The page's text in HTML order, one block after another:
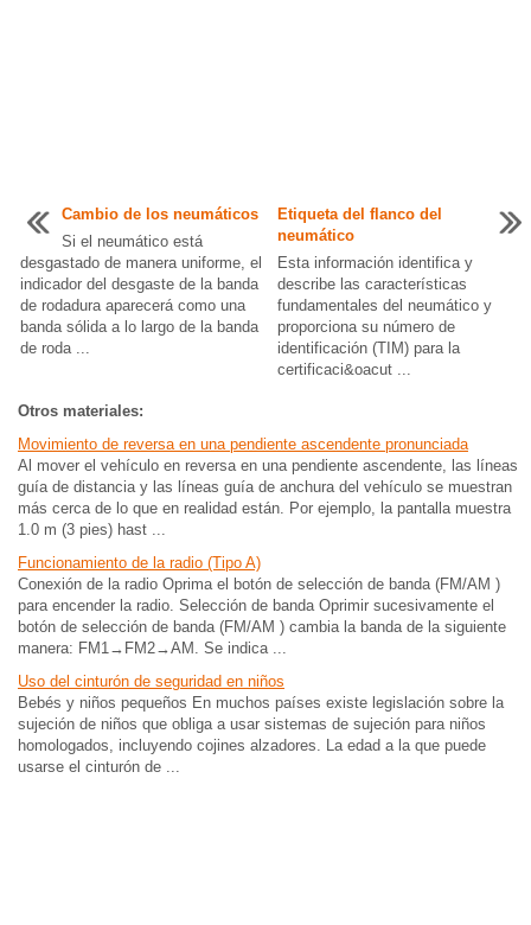
Cambio de los neumáticos
Si el neumático está
desgastado de manera uniforme, el
indicador del desgaste de la banda
de rodadura aparecerá como una
banda sólida a lo largo de la banda
de roda ...
Etiqueta del flanco del
neumático
Esta información identifica y
describe las características
fundamentales del neumático y
proporciona su número de
identificación (TIM) para la
certificaci&oacut ...
Otros materiales:
Movimiento de reversa en una pendiente ascendente pronunciada
Al mover el vehículo en reversa en una pendiente ascendente, las líneas
guía de distancia y las líneas guía de anchura del vehículo se muestran
más cerca de lo que en realidad están. Por ejemplo, la pantalla muestra
1.0 m (3 pies) hast ...
Funcionamiento de la radio (Tipo A)
Conexión de la radio Oprima el botón de selección de banda (FM/AM )
para encender la radio. Selección de banda Oprimir sucesivamente el
botón de selección de banda (FM/AM ) cambia la banda de la siguiente
manera: FM1→FM2→AM. Se indica ...
Uso del cinturón de seguridad en niños
Bebés y niños pequeños En muchos países existe legislación sobre la
sujeción de niños que obliga a usar sistemas de sujeción para niños
homologados, incluyendo cojines alzadores. La edad a la que puede
usarse el cinturón de ...